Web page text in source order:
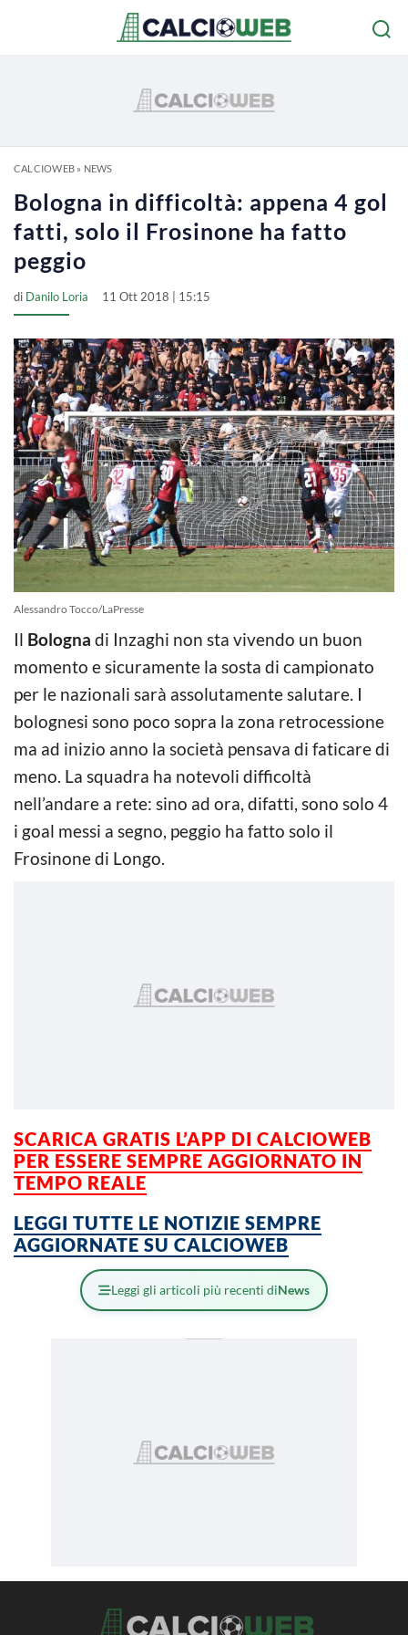
CALCIOWEB» NEWS
Bologna in difficoltà: appena 4 gol
fatti, solo il Frosinone ha fatto
peggio
di Danilo Loria 11 Ott 2018 | 15:15
Alessandro Tocco/LaPresse
Il Bologna di Inzaghi non sta vivendo un buon
momento e sicuramente la sosta di campionato
per le nazionali sarà assolutamente salutare. I
bolognesi sono poco sopra la zona retrocessione
ma ad inizio anno la società pensava di faticare di
meno. La squadra ha notevoli difficoltà
nell’andare a rete: sino ad ora, difatti, sono solo 4
i goal messi a segno, peggio ha fatto solo il
Frosinone di Longo.
SCARICA GRATIS L’APP DI CALCIOWEB
PER ESSERE SEMPRE AGGIORNATO IN
TEMPO REALE
LEGGI TUTTE LE NOTIZIE SEMPRE
AGGIORNATE SU CALCIOWEB
Leggi gli articoli più recenti diNews